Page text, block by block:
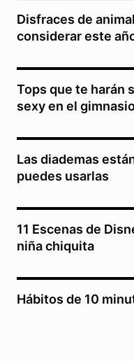
Disfraces de
considerar este
Tops que te harán
sexy en el
Las diademas
puedes usarlas
11 Escenas de
niña chiquita
Hábitos de 10